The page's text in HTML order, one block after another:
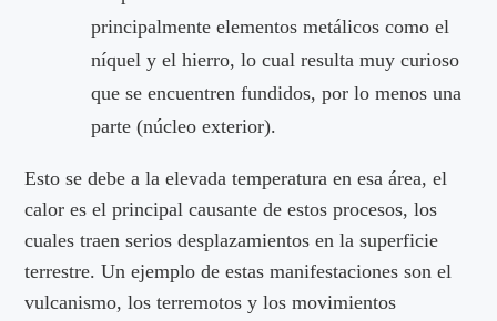
principalmente elementos metálicos como el
níquel y el hierro, lo cual resulta muy curioso
que se encuentren fundidos, por lo menos una
parte (núcleo exterior).
Esto se debe a la elevada temperatura en esa área, el
calor es el principal causante de estos procesos, los
cuales traen serios desplazamientos en la superficie
terrestre. Un ejemplo de estas manifestaciones son el
vulcanismo, los terremotos y los movimientos